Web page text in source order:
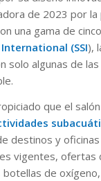
de 2023 por
una gama de
(SSI),
solo algunas de
que el
destinos y
vigentes,
de